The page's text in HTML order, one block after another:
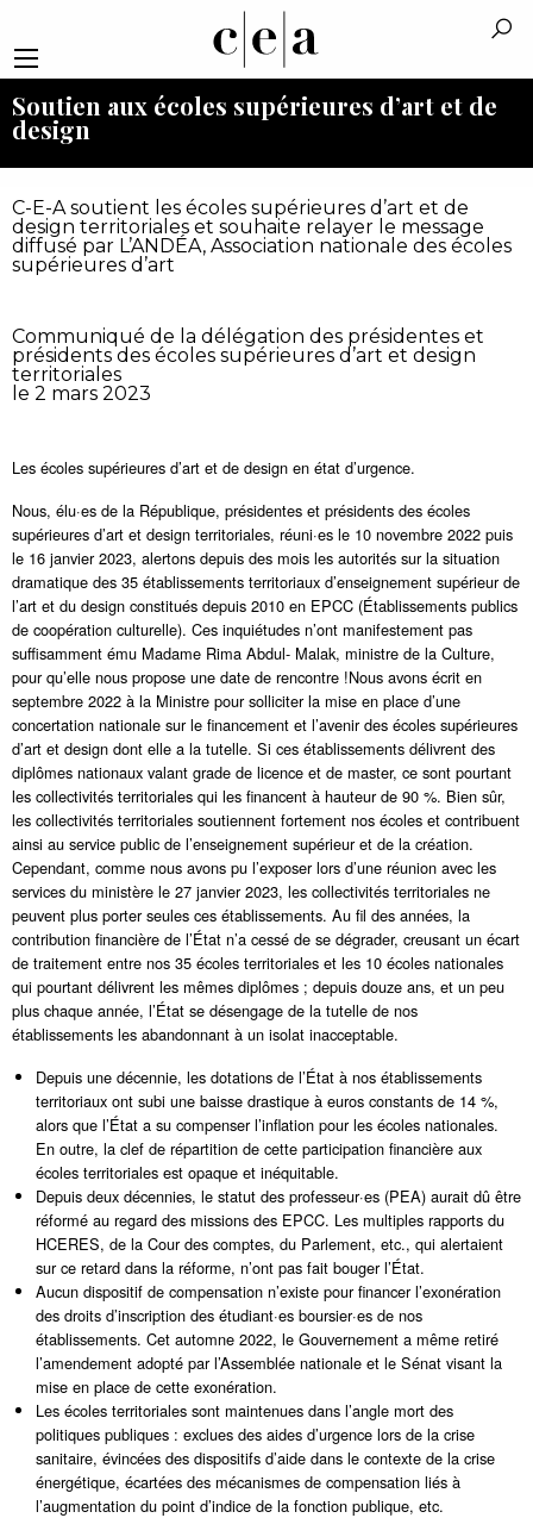
Soutien aux écoles supérieures d’art et de
design
C-E-A soutient les écoles supérieures d’art et de
design territoriales et souhaite relayer le message
diffusé par L’ANDÉA, Association nationale des écoles
supérieures d’art
Communiqué de la délégation des présidentes et
présidents des écoles supérieures d’art et design
territoriales
le 2 mars 2023
Les écoles supérieures d’art et de design en état d’urgence.
Nous, élu·es de la République, présidentes et présidents des écoles
supérieures d’art et design territoriales, réuni·es le 10 novembre 2022 puis
le 16 janvier 2023, alertons depuis des mois les autorités sur la situation
dramatique des 35 établissements territoriaux d’enseignement supérieur de
l’art et du design constitués depuis 2010 en EPCC (Établissements publics
de coopération culturelle). Ces inquiétudes n’ont manifestement pas
suffisamment ému Madame Rima Abdul- Malak, ministre de la Culture,
pour qu’elle nous propose une date de rencontre !Nous avons écrit en
septembre 2022 à la Ministre pour solliciter la mise en place d’une
concertation nationale sur le financement et l’avenir des écoles supérieures
d’art et design dont elle a la tutelle. Si ces établissements délivrent des
diplômes nationaux valant grade de licence et de master, ce sont pourtant
les collectivités territoriales qui les financent à hauteur de 90 %. Bien sûr,
les collectivités territoriales soutiennent fortement nos écoles et contribuent
ainsi au service public de l’enseignement supérieur et de la création.
Cependant, comme nous avons pu l’exposer lors d’une réunion avec les
services du ministère le 27 janvier 2023, les collectivités territoriales ne
peuvent plus porter seules ces établissements. Au fil des années, la
contribution financière de l’État n’a cessé de se dégrader, creusant un écart
de traitement entre nos 35 écoles territoriales et les 10 écoles nationales
qui pourtant délivrent les mêmes diplômes ; depuis douze ans, et un peu
plus chaque année, l’État se désengage de la tutelle de nos
établissements les abandonnant à un isolat inacceptable.
Depuis une décennie, les dotations de l’État à nos établissements
territoriaux ont subi une baisse drastique à euros constants de 14 %,
alors que l’État a su compenser l’inflation pour les écoles nationales.
En outre, la clef de répartition de cette participation financière aux
écoles territoriales est opaque et inéquitable.
Depuis deux décennies, le statut des professeur·es (PEA) aurait dû être
réformé au regard des missions des EPCC. Les multiples rapports du
HCERES, de la Cour des comptes, du Parlement, etc., qui alertaient
sur ce retard dans la réforme, n’ont pas fait bouger l’État.
Aucun dispositif de compensation n’existe pour financer l’exonération
des droits d’inscription des étudiant·es boursier·es de nos
établissements. Cet automne 2022, le Gouvernement a même retiré
l’amendement adopté par l’Assemblée nationale et le Sénat visant la
mise en place de cette exonération.
Les écoles territoriales sont maintenues dans l’angle mort des
politiques publiques : exclues des aides d’urgence lors de la crise
sanitaire, évincées des dispositifs d’aide dans le contexte de la crise
énergétique, écartées des mécanismes de compensation liés à
l’augmentation du point d’indice de la fonction publique, etc.